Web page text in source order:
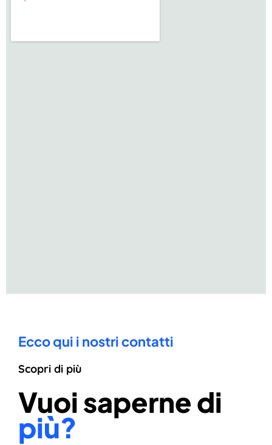
Ecco qui i nostri contatti
Scopri di più
Vuoi saperne di
più?